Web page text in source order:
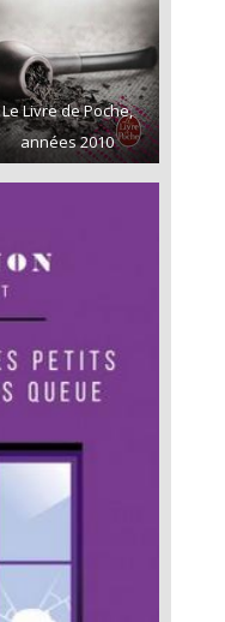
Le Livre de Poche,
années 2010